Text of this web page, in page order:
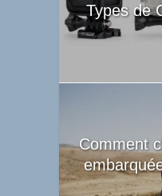
Types de
Comment